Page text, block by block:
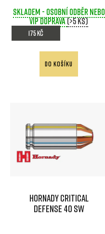
u
k
t
d
u
k
Skladem - osobní odběr nebo
VIP doprava(>5 ks)
175 Kč
DO KOŠÍKU
Hornady Critical
Defense 40 SW